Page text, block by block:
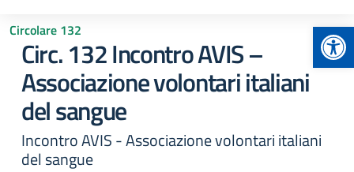
Circolare 132
Circ. 132 Incontro AVIS –
Associazione volontari italiani
del sangue
Incontro AVIS - Associazione volontari italiani
del sangue